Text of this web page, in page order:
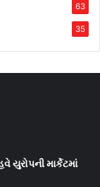
63
35
યુરોપની માર્કેટમાં